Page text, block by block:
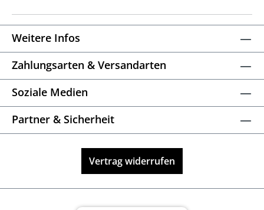
Weitere Infos
Zahlungsarten & Versandarten
Soziale Medien
Partner & Sicherheit
Vertrag widerrufen